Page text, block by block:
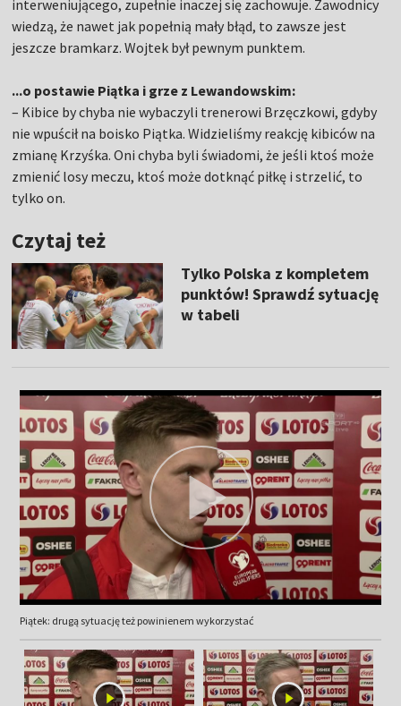
interweniującego, zupełnie inaczej się zachowuje. Zawodnicy
wiedzą, że nawet jak popełnią mały błąd, to zawsze jest
jeszcze bramkarz. Wojtek był pewnym punktem.
...o postawie Piątka i grze z Lewandowskim:
– Kibice by chyba nie wybaczyli trenerowi Brzęczkowi, gdyby
nie wpuścił na boisko Piątka. Widzieliśmy reakcję kibiców na
zmianę Krzyśka. Oni chyba byli świadomi, że jeśli ktoś może
zmienić losy meczu, ktoś może dotknąć piłkę i strzelić, to
tylko on.
Czytaj też
Tylko Polska z kompletem
punktów! Sprawdź sytuację
w tabeli
Piątek: drugą sytuację też powinienem wykorzystać